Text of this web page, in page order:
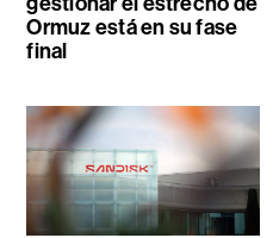
Ormuz está en su fase
final